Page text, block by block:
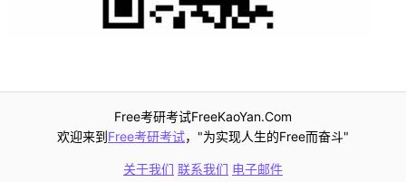
Free考研考试FreeKaoYan.Com
欢迎来到Free考研考试，"为实现人生的Free而奋斗"
关于我们 联系我们 电子邮件